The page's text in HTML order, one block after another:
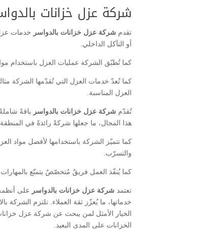
شركة عزل خزانات
تقدم شركة عزل خزانات بالدواسر خدمات عزل
أو التآكل الداخلي.
كما تُطبّق الشركة عمليات العزل باستخدام
كما تُعدّ خدمات العزل التي تُقدّمها الشركة
العزل المناسبة.
تُقدّم شركة عزل خزانات بالدواسر باقةً
هذا المجال، ما جعلها شركةً رائدةً في المنطقة.
كما تتميّز الشركة باستخدامها لأفضل مواد
والتسرّب.
كما يُنفّذ العمل فريقٌ مُتخصّصٌ يتمتّع بالمهارات
تعتمد شركة عزل خزانات بالدواسر على
خدماتها، ما يُعزّز ثقة العملاء. تلتزم الشركة
الخيار الأمثل لمن يبحث عن شركة عزل
الخزانات على المدى البعيد.